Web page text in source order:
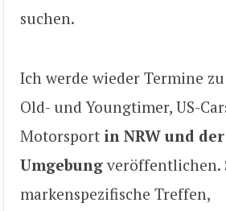
suchen.
Ich werde wieder Termine
Old- und Youngtimer, US-
Motorsport in NRW und
Umgebung veröffentlichen.
markenspezifische Treffen,